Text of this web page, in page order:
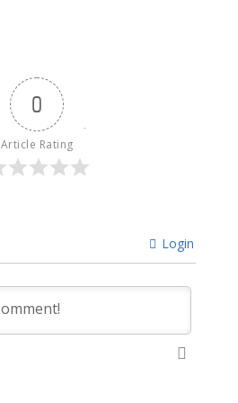
0
Article Rating
Login